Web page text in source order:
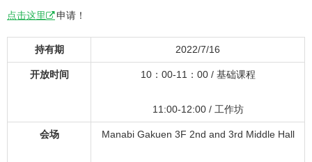
点击这里 申请！
持有期 2022/7/16
开放时间 10：00-11：00 / 基础课程
11:00-12:00 / 工作坊
会场 Manabi Gakuen 3F 2nd and 3rd Middle Hall